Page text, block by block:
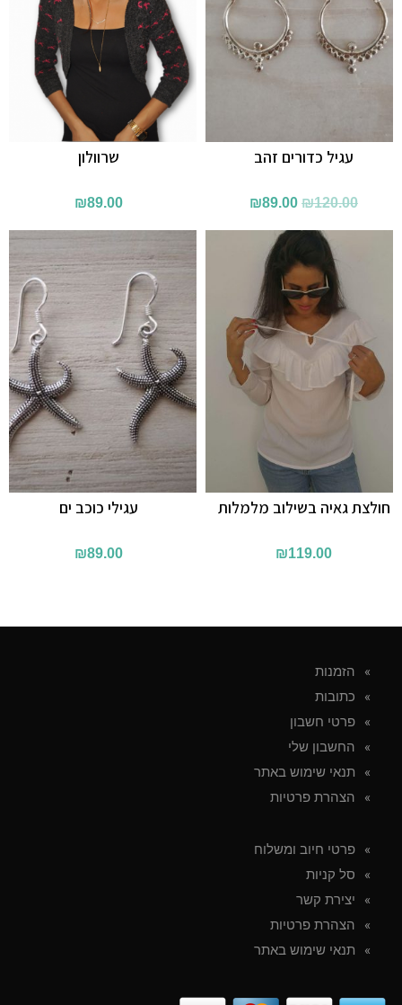
שרוולון
₪89.00
עגיל כדורים זהב
₪120.00
המחיר
המקורי
היה:
₪120.00.
₪89.00
הנוכחי
עגילי כוכב ים
₪89.00
חולצת גאיה בשילוב מלמלות
₪119.00
הזמנות
כתובות
פרטי חשבון
החשבון שלי
תנאי שימוש באתר
הצהרת פרטיות
פרטי חיוב ומשלוח
סל קניות
יצירת קשר
הצהרת פרטיות
תנאי שימוש באתר